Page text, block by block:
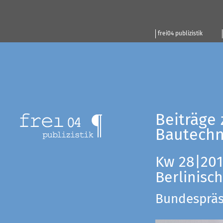
frei04 publizistik
Beiträge
Kw